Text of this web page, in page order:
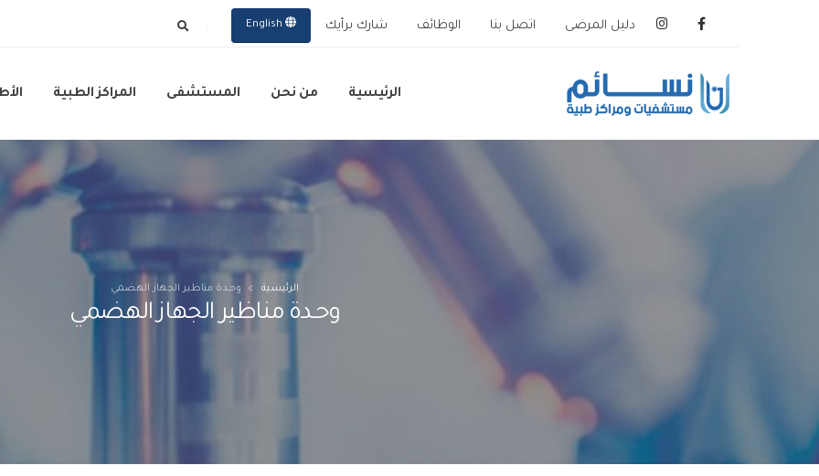
دليل المرضى اتصل بنا الوظائف شارك برأيك English
الرئيسية من نحن المستشفى المراكز الطبية
وحـدة مناظير الجهاز الهضمي
الرئيسية وحـدة مناظير الجهاز الهضمي